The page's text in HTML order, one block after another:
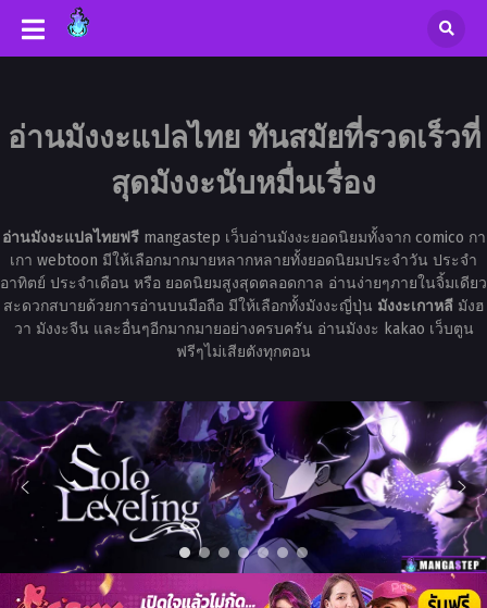
อ่านมังงะแปลไทย ทันสมัยที่รวดเร็วที่
สุดมังงะนับหมื่นเรื่อง
อ่านมังงะแปลไทยฟรีmangastep เว็บอ่านมังงะยอดนิยมทั้งจาก comico กา
เกา webtoon มีให้เลือกมากมายหลากหลายทั้งยอดนิยมประจำวัน ประจำ
อาทิตย์ ประจำเดือน หรือ ยอดนิยมสูงสุดตลอดกาล อ่านง่ายๆภายในจิ้มเดียว
สะดวกสบายด้วยการอ่านบนมือถือ มีให้เลือกทั้งมังงะญี่ปุ่น มังงะเกาหลีมังฮ
วา มังงะจีน และอื่นๆอีกมากมายอย่างครบครัน อ่านมังงะ kakao เว็บตูน
ฟรีๆไม่เสียตังทุกตอน